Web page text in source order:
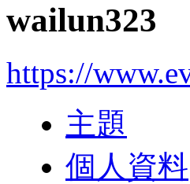
wailun323
https://
主題
個人資料